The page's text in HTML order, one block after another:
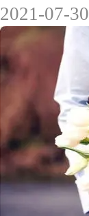
2021-07-30